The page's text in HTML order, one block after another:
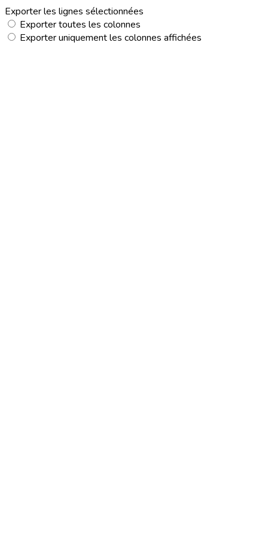
Exporter les lignes sélectionnées
Exporter toutes les colonnes
Exporter uniquement les colonnes affichées